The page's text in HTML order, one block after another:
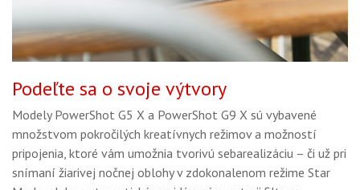
Podeľte sa o svoje výtvory
Modely PowerShot G5 X a PowerShot G9 X sú vybavené
množstvom pokročilých kreatívnych režimov a možností
pripojenia, ktoré vám umožnia tvorivú sebarealizáciu – či už pri
snímaní žiarivej nočnej oblohy v zdokonalenom režime Star